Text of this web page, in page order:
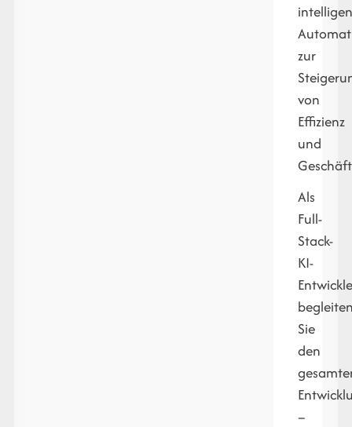
zur
von
Effizienz
und
Als
Full-
Stack-
KI-
Sie
den
–